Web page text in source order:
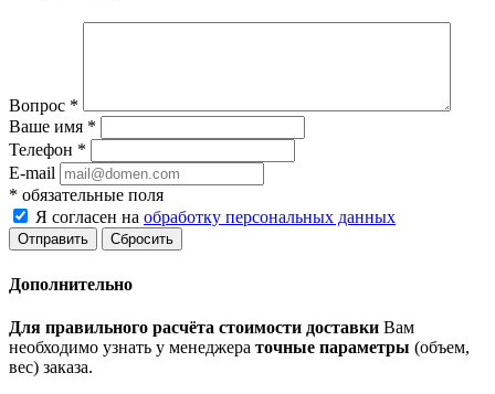
Вопрос *
Ваше имя *
Телефон *
E-mail
* обязательные поля
Я согласен на обработку персональных данных
Сбросить
Дополнительно
Для правильного расчёта стоимости доставки Вам
необходимо узнать у менеджера точные параметры (объем,
вес) заказа.